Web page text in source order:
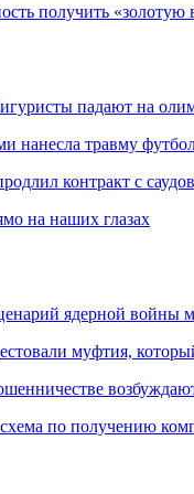
получить «золотую
падают на
нанесла травму
контракт с
на наших глазах
ядерной
муфтия,
по получению